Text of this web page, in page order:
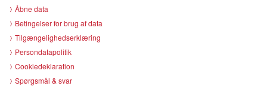
Åbne data
Betingelser for brug af data
Tilgængelighedserklæring
Persondatapolitik
Cookiedeklaration
Spørgsmål & svar